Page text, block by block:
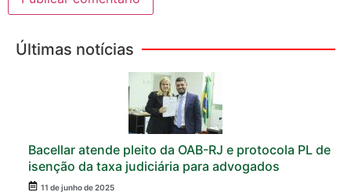
Últimas notícias
Bacellar atende pleito da OAB-RJ e protocola PL de
isenção da taxa judiciária para advogados
11 de junho de 2025